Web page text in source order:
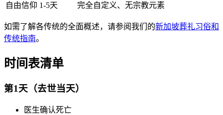
自由信仰 1-5天 完全自定义、无宗教元素
如需了解各传统的全面概述，请参阅我们的新加坡葬礼习俗和
传统指南。
时间表清单
第1天（去世当天）
医生确认死亡